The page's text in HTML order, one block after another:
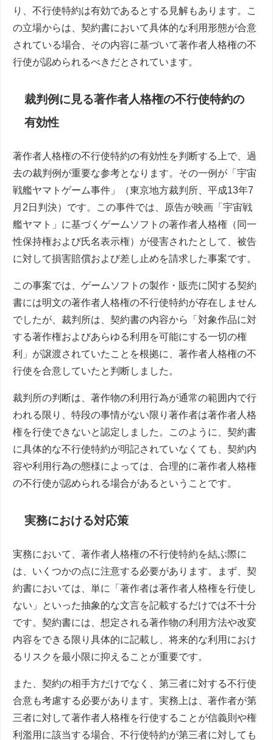
り、不行使特約は有効であるとする見解もあります。こ
の立場からは、契約書において具体的な利用形態が合意
されている場合、その内容に基づいて著作者人格権の不
行使が認められるべきだとされています。
裁判例に見る著作者人格権の不行使特約の
有効性
著作者人格権の不行使特約の有効性を判断する上で、過
去の裁判例が重要な参考となります。その一例が「宇宙
戦艦ヤマトゲーム事件」（東京地方裁判所、平成13年7
月2日判決）です。この事件では、原告が映画「宇宙戦
艦ヤマト」に基づくゲームソフトの著作者人格権（同一
性保持権および氏名表示権）が侵害されたとして、被告
に対して損害賠償および差し止めを請求した事案です。
この事案では、ゲームソフトの製作・販売に関する契約
書には明文の著作者人格権の不行使特約が存在しません
でしたが、裁判所は、契約書の内容から「対象作品に対
する著作権およびあらゆる利用を可能にする一切の権
利」が譲渡されていたことを根拠に、著作者人格権の不
行使を合意していたと判断しました。
裁判所の判断は、著作物の利用行為が通常の範囲内で行
われる限り、特段の事情がない限り著作者は著作者人格
権を行使できないと認定しました。このように、契約書
に具体的な不行使特約が明記されていなくても、契約内
容や利用行為の態様によっては、合理的に著作者人格権
の不行使が認められる場合があるということです。
実務における対応策
実務において、著作者人格権の不行使特約を結ぶ際に
は、いくつかの点に注意する必要があります。まず、契
約書においては、単に「著作者は著作者人格権を行使し
ない」といった抽象的な文言を記載するだけでは不十分
です。契約書には、想定される著作物の利用方法や改変
内容をできる限り具体的に記載し、将来的な利用におけ
るリスクを最小限に抑えることが重要です。
また、契約の相手方だけでなく、第三者に対する不行使
合意も考慮する必要があります。実務上は、著作者が第
三者に対して著作者人格権を行使することが信義則や権
利濫用に該当する場合、不行使特約が第三者に対しても